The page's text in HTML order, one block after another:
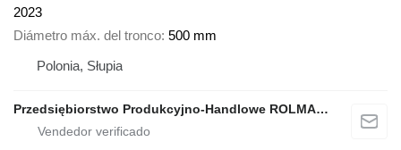
2023
Diámetro máx. del tronco 500 mm
Polonia, Słupia
Przedsiębiorstwo Produkcyjno-Handlowe ROLMAPOL Marcin Dziekan